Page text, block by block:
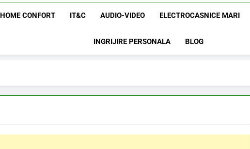
HOME CONFORT IT&C AUDIO-VIDEO ELECTROCASNICE MARI
INGRIJIRE PERSONALA BLOG